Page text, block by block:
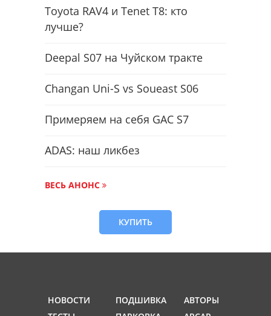
Toyota RAV4 и Tenet T8: кто
лучше?
Deepal S07 на Чуйском тракте
Changan Uni-S vs Soueast S06
Примеряем на себя GAC S7
ADAS: наш ликбез
ВЕСЬ АНОНС
КУПИТЬ
НОВОСТИ
ПОДШИВКА
АВТОРЫ